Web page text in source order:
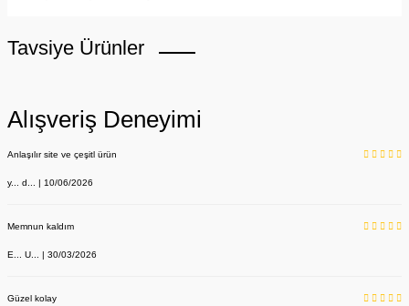
Tavsiye Ürünler
Alışveriş Deneyimi
Anlaşılır site ve çeşitl ürün
y... d... | 10/06/2026
Memnun kaldım
E... U... | 30/03/2026
Güzel kolay